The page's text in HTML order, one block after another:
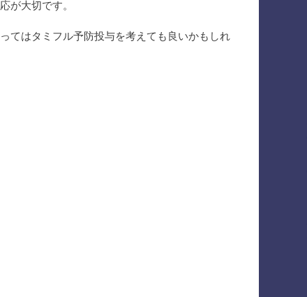
が大切です。
てはタミフル予防投与を考えても良いかもしれ